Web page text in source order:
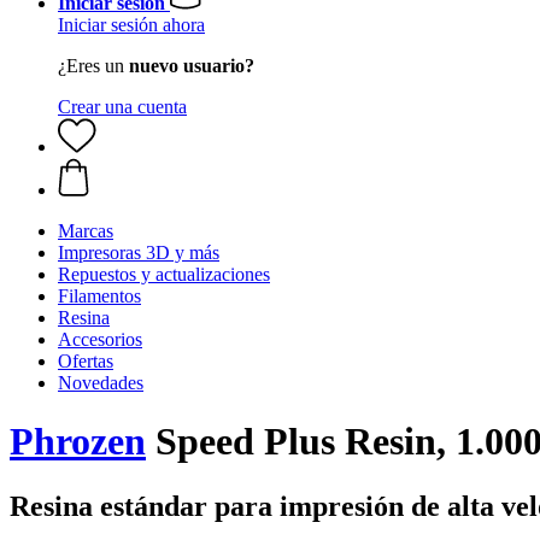
Iniciar sesión ahora
¿Eres un nuevo usuario?
Crear una cuenta
Marcas
Impresoras 3D y más
Repuestos y actualizaciones
Filamentos
Resina
Accesorios
Ofertas
Novedades
Phrozen Speed Plus Resin,
Resina estándar para impresión de alta